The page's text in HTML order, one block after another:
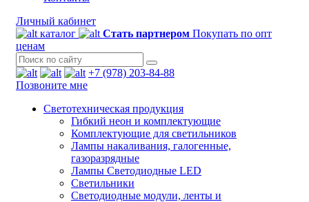
Личный кабинет
каталог
Стать партнером Покупать по опт
ценам
+7 (978) 203-84-88
Позвоните мне
Светотехническая продукция
Гибкий неон и комплектующие
Комплектующие для светильников
Лампы накаливания, галогенные,
газоразрядные
Лампы Светодиодные LED
Светильники
Светодиодные модули, ленты и